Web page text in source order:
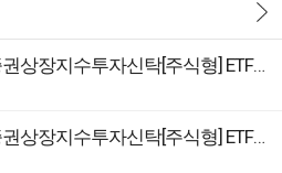
삼성 KODEX 경기소비재증권상장지수투자신탁[주식형] ETF변경등록ㆍ집합투자규약 변경
삼성 KODEX 경기소비재증권상장지수투자신탁[주식형] ETF 분배락 기준가격 안내